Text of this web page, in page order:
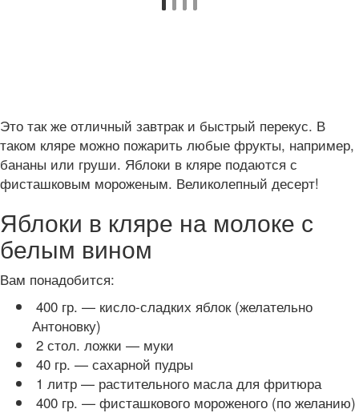
Это так же отличный завтрак и быстрый перекус. В
таком кляре можно пожарить любые фрукты, например,
бананы или груши. Яблоки в кляре подаются с
фисташковым мороженым. Великолепный десерт!
Яблоки в кляре на молоке с
белым вином
Вам понадобится:
400 гр. — кисло-сладких яблок (желательно
Антоновку)
2 стол. ложки — муки
40 гр. — сахарной пудры
1 литр — растительного масла для фритюра
400 гр. — фисташкового мороженого (по желанию)